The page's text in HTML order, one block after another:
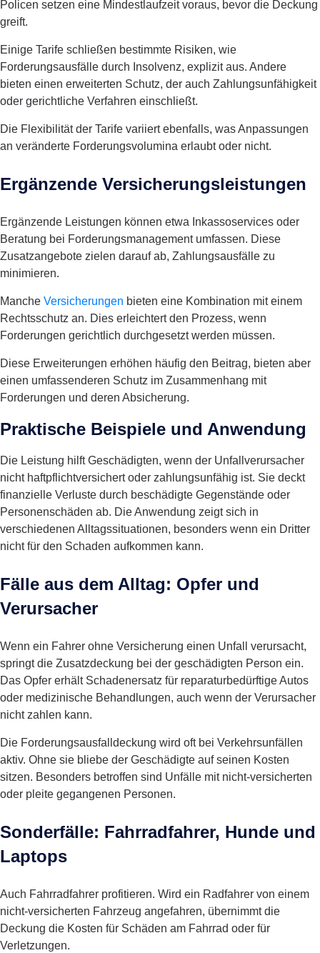
Policen setzen eine Mindestlaufzeit voraus, bevor die Deckung
greift.
Einige Tarife schließen bestimmte Risiken, wie
Forderungsausfälle durch Insolvenz, explizit aus. Andere
bieten einen erweiterten Schutz, der auch Zahlungsunfähigkeit
oder gerichtliche Verfahren einschließt.
Die Flexibilität der Tarife variiert ebenfalls, was Anpassungen
an veränderte Forderungsvolumina erlaubt oder nicht.
Ergänzende Versicherungsleistungen
Ergänzende Leistungen können etwa Inkassoservices oder
Beratung bei Forderungsmanagement umfassen. Diese
Zusatzangebote zielen darauf ab, Zahlungsausfälle zu
minimieren.
Manche Versicherungen bieten eine Kombination mit einem
Rechtsschutz an. Dies erleichtert den Prozess, wenn
Forderungen gerichtlich durchgesetzt werden müssen.
Diese Erweiterungen erhöhen häufig den Beitrag, bieten aber
einen umfassenderen Schutz im Zusammenhang mit
Forderungen und deren Absicherung.
Praktische Beispiele und Anwendung
Die Leistung hilft Geschädigten, wenn der Unfallverursacher
nicht haftpflichtversichert oder zahlungsunfähig ist. Sie deckt
finanzielle Verluste durch beschädigte Gegenstände oder
Personenschäden ab. Die Anwendung zeigt sich in
verschiedenen Alltagssituationen, besonders wenn ein Dritter
nicht für den Schaden aufkommen kann.
Fälle aus dem Alltag: Opfer und
Verursacher
Wenn ein Fahrer ohne Versicherung einen Unfall verursacht,
springt die Zusatzdeckung bei der geschädigten Person ein.
Das Opfer erhält Schadenersatz für reparaturbedürftige Autos
oder medizinische Behandlungen, auch wenn der Verursacher
nicht zahlen kann.
Die Forderungsausfalldeckung wird oft bei Verkehrsunfällen
aktiv. Ohne sie bliebe der Geschädigte auf seinen Kosten
sitzen. Besonders betroffen sind Unfälle mit nicht-versicherten
oder pleite gegangenen Personen.
Sonderfälle: Fahrradfahrer, Hunde und
Laptops
Auch Fahrradfahrer profitieren. Wird ein Radfahrer von einem
nicht-versicherten Fahrzeug angefahren, übernimmt die
Deckung die Kosten für Schäden am Fahrrad oder für
Verletzungen.